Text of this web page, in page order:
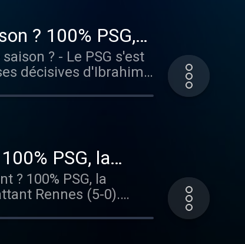
? 100% PSG,
? - Le PSG s'est
décisives d'Ibrahim
une véritable
100% PSG la
PSG, la
? 100% PSG, la
Rennes (5-0).
concurrents.
face à